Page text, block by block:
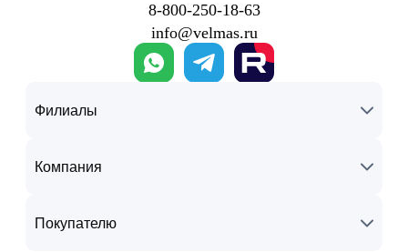
8‑800‑250‑18‑63
info@velmas.ru
Филиалы
Компания
Покупателю